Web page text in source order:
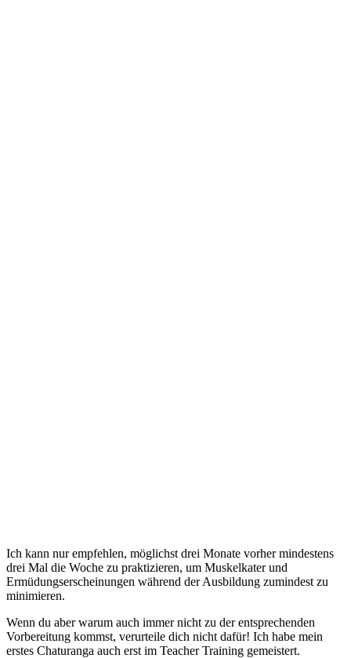
Ich kann nur empfehlen, möglichst drei Monate vorher mindestens
drei Mal die Woche zu praktizieren, um Muskelkater und
Ermüdungserscheinungen während der Ausbildung zumindest zu
minimieren.
Wenn du aber warum auch immer nicht zu der entsprechenden
Vorbereitung kommst, verurteile dich nicht dafür! Ich habe mein
erstes Chaturanga auch erst im Teacher Training gemeistert.